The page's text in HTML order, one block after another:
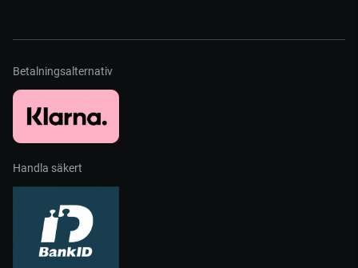
Betalningsalternativ
Handla säkert